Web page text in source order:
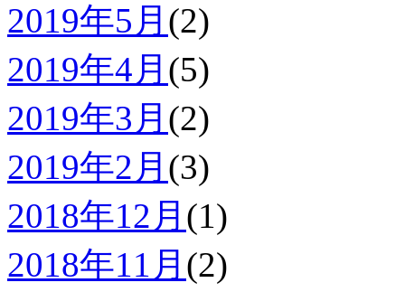
2019年5月 (2)
2019年4月 (5)
2019年3月 (2)
2019年2月 (3)
2018年12月 (1)
2018年11月 (2)